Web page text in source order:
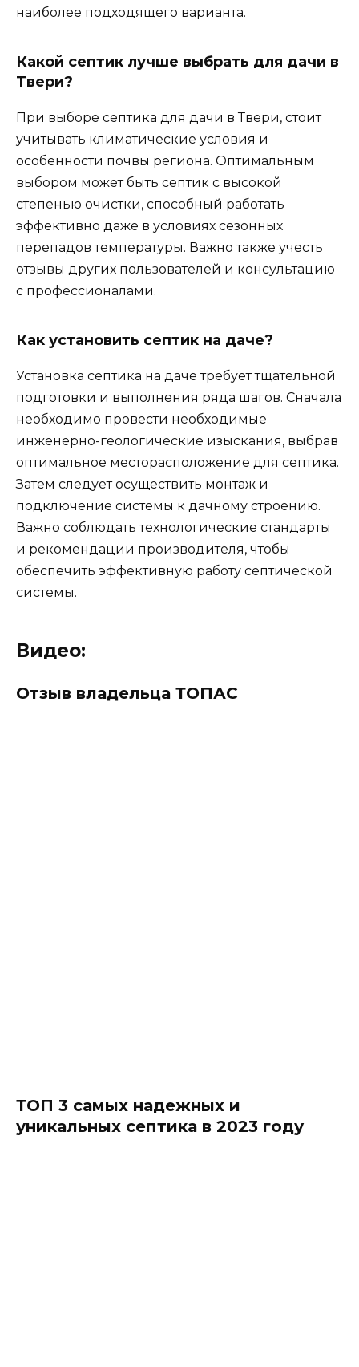
наиболее подходящего варианта.
Какой септик лучше выбрать для дачи в
Твери?
При выборе септика для дачи в Твери, стоит
учитывать климатические условия и
особенности почвы региона. Оптимальным
выбором может быть септик с высокой
степенью очистки, способный работать
эффективно даже в условиях сезонных
перепадов температуры. Важно также учесть
отзывы других пользователей и консультацию
с профессионалами.
Как установить септик на даче?
Установка септика на даче требует тщательной
подготовки и выполнения ряда шагов. Сначала
необходимо провести необходимые
инженерно-геологические изыскания, выбрав
оптимальное месторасположение для септика.
Затем следует осуществить монтаж и
подключение системы к дачному строению.
Важно соблюдать технологические стандарты
и рекомендации производителя, чтобы
обеспечить эффективную работу септической
системы.
Видео:
Отзыв владельца ТОПАС
ТОП 3 самых надежных и
уникальных септика в 2023 году